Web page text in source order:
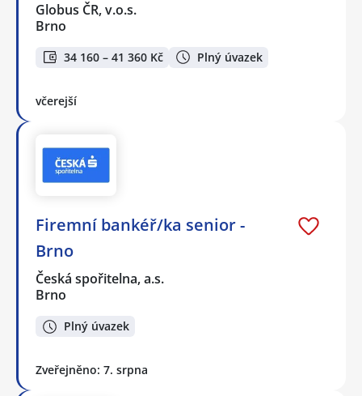
Globus ČR, v.o.s.
Brno
34 160 – 41 360 Kč Plný úvazek
včerejší
Firemní bankéř/ka senior -
Brno
Česká spořitelna, a.s.
Brno
Plný úvazek
Zveřejněno: 7. srpna